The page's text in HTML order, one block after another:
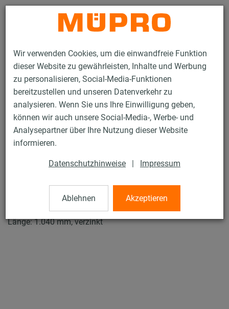
Wir verwenden Cookies, um die einwandfreie Funktion
dieser Website zu gewährleisten, Inhalte und Werbung
zu personalisieren, Social-Media-Funktionen
bereitzustellen und unseren Datenverkehr zu
analysieren. Wenn Sie uns Ihre Einwilligung geben,
können wir auch unsere Social-Media-, Werbe- und
Analysepartner über Ihre Nutzung dieser Website
informieren.
Datenschutzhinweise | Impressum
Ablehnen Akzeptieren
Kontakt
Produkte Befestigungstechnik
Installationsschienen
MPC-Schienenkonsolen
MPC-Schienenkonsolen
MPC-Schienenkonsole für Schienenmontage, 40/60,
Länge: 1.040 mm, verzinkt